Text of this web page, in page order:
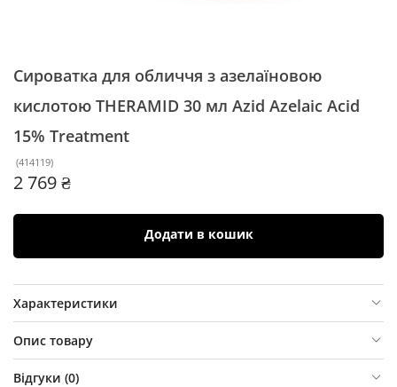
Сироватка для обличчя з азелаїновою
кислотою THERAMID 30 мл Azid Azelaic Acid
15% Treatment
(414119)
2 769 ₴
Додати в кошик
Характеристики
Опис товару
Відгуки (0)